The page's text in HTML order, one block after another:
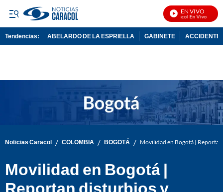
EN VIVO
Noticias Caracol En Vivo
Tendencias: ABELARDO DE LA ESPRIELLA GABINETE ACCIDENTE
Noticias Caracol / COLOMBIA / BOGOTÁ / Movilidad en Bogotá |
Movilidad en Bogotá |
Reportan disturbios y